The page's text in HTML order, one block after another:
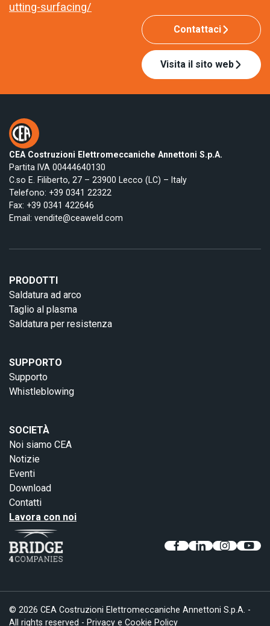
utting-surfacing/
Contattaci
Visita il sito web
CEA Costruzioni Elettromeccaniche Annettoni S.p.A.
Partita IVA 00444640130
C.so E. Filiberto, 27 – 23900 Lecco (LC) – Italy
Telefono: +39 0341 22322
Fax: +39 0341 422646
Email: vendite@ceaweld.com
PRODOTTI
Saldatura ad arco
Taglio al plasma
Saldatura per resistenza
SUPPORTO
Supporto
Whistleblowing
SOCIETÀ
Noi siamo CEA
Notizie
Eventi
Download
Contatti
Lavora con noi
© 2026 CEA Costruzioni Elettromeccaniche Annettoni S.p.A. -
All rights reserved - Privacy e Cookie Policy